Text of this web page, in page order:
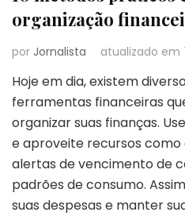
organização
por Jornalista atualizado em
Hoje em dia, existem
ferramentas financeiras
organizar suas finanças.
e aproveite recursos
alertas de vencimento de
padrões de consumo.
suas despesas e manter